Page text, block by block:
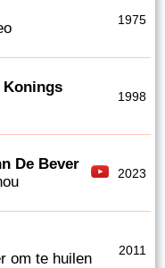
1975
Konings
1998
De Bever
2023
om te huilen
2011